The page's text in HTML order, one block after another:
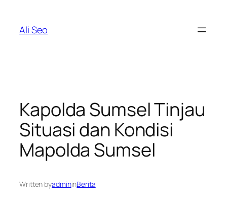
content
Ali Seo
Kapolda Sumsel Tinjau
Situasi dan Kondisi
Mapolda Sumsel
Written byadmininBerita